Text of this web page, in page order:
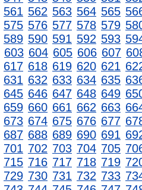
561 562 563 564 565
575 576 577 578 579
589 590 591 592 593
603 604 605 606 607
617 618 619 620 621
631 632 633 634 635
645 646 647 648 649
659 660 661 662 663
673 674 675 676 677
687 688 689 690 691
701 702 703 704 705
715 716 717 718 719
729 730 731 732 733